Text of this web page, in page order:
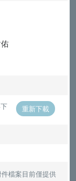
佑
重新下載
檔案目前僅提供